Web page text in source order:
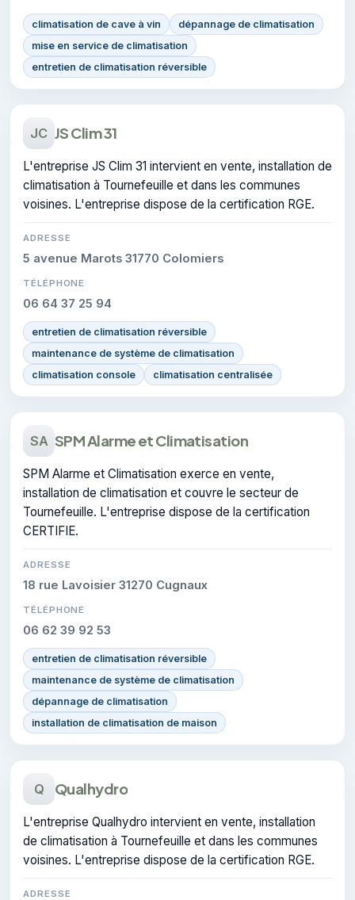
climatisation de cave à vin
dépannage de climatisation
mise en service de climatisation
entretien de climatisation réversible
JC JS Clim 31
L'entreprise JS Clim 31 intervient en vente, installation de
climatisation à Tournefeuille et dans les communes
voisines. L'entreprise dispose de la certification RGE.
ADRESSE
5 avenue Marots 31770 Colomiers
TÉLÉPHONE
06 64 37 25 94
entretien de climatisation réversible
maintenance de système de climatisation
climatisation console
climatisation centralisée
SA SPM Alarme et Climatisation
SPM Alarme et Climatisation exerce en vente,
installation de climatisation et couvre le secteur de
Tournefeuille. L'entreprise dispose de la certification
CERTIFIE.
ADRESSE
18 rue Lavoisier 31270 Cugnaux
TÉLÉPHONE
06 62 39 92 53
entretien de climatisation réversible
maintenance de système de climatisation
dépannage de climatisation
installation de climatisation de maison
Q Qualhydro
L'entreprise Qualhydro intervient en vente, installation
de climatisation à Tournefeuille et dans les communes
voisines. L'entreprise dispose de la certification RGE.
ADRESSE